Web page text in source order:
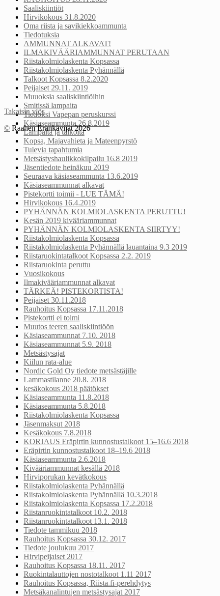
Saaliskiintiöt
Hirvikokous 31.8.2020
Oma riista ja savikiekkoammunta
Tiedotuksia
AMMUNNAT ALKAVAT!
ILMAKIVÄÄRIAMMUNNAT PERUTAAN
Riistakolmiolaskenta Kopsassa
Riistakolmiolaskenta Pyhännällä
Talkoot Kopsassa 8.2.2020
Peijaiset 29.11. 2019
Muuoksia saaliskiintiöihin
Smitissä lampaita
Tiedoksi Vapepan peruskurssi
Käsiaseammunta 26.8.2019
Lampaita ja talkoita
Kopsa, Majavahieta ja Mateenpyrstö
Tulevia tapahtumia
Metsästyshaulikkokilpailu 16.8 2019
Jäsentiedote heinäkuu 2019
Seuraava käsiaseammunta 13.6.2019
Käsiaseammunnat alkavat
Pistekortti toimii - LUE TÄMÄ!
Hirvikokous 16.4.2019
PYHÄNNÄN KOLMIOLASKENTA PERUTTU!
Kesän 2019 kivääriammunnat
PYHÄNNÄN KOLMIOLASKENTA SIIRTYY!
Riistakolmiolaskenta Kopsassa
Riistakolmiolaskenta Pyhännällä lauantaina 9.3 2019
Riistaruokintatalkoot Kopsassa 2.2. 2019
Riistaruokinta peruttu
Vuosikokous
Ilmakivääriammunnat alkavat
TÄRKEÄ! PISTEKORTISTA!
Peijaiset 30.11.2018
Rauhoitus Kopsassa 17.11.2018
Pistekortti ei toimi
Muutos teeren saaliskiintiöön
Käsiaseammunnat 7.10. 2018
Käsiaseammunnat 5.9. 2018
Metsästysajat
Kiilun rata-alue
Nordic Gold Oy tiedote metsästäjille
Lammastilanne 20.8. 2018
kesäkokous 2018 päätökset
Käsiaseammunta 11.8.2018
Käsiaseammunta 5.8.2018
Riistakolmiolaskenta Kopsassa
Jäsenmaksut 2018
Kesäkokous 7.8.2018
KORJAUS Eräpirtin kunnostustalkoot 15–16.6 2018
Eräpirtin kunnostustalkoot 18–19.6 2018
Käsiaseammunta 2.6.2018
Kivääriammunnat kesällä 2018
Hirviporukan kevätkokous
Riistakolmiolaskenta Pyhännällä
Riistakolmiolaskenta Pyhännällä 10.3.2018
Riistakolmiolaskenta Kopsassa 17.2.2018
Riistanruokintatalkoot 10.2. 2018
Riistanruokintatalkoot 13.1. 2018
Tiedote tammikuu 2018
Rauhoitus Kopsassa 30.12. 2017
Tiedote joulukuu 2017
Hirvipeijaiset 2017
Rauhoitus Kopsassa 18.11. 2017
Ruokintalauttojen nostotalkoot 1.11 2017
Rauhoitus Kopsassa, Riista.fi-perehdytys
Metsäkanalintujen metsästysajat 2017
Takaisin ylös
© Raahen Eränkävijät 2026